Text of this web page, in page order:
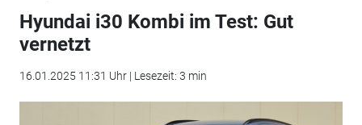
Hyundai i30 Kombi im Test: Gut
vernetzt
16.01.2025 11:31 Uhr | Lesezeit: 3 min